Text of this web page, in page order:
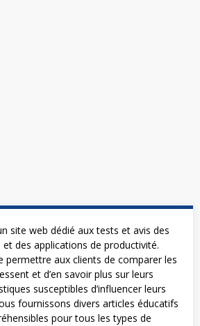
site web dédié aux tests et avis des
des applications de productivité.
permettre aux clients de comparer les
et d’en savoir plus sur leurs
susceptibles d’influencer leurs
fournissons divers articles éducatifs
pour tous les types de